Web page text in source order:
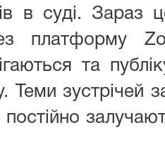
в суді. Зараз
платформу
та
Теми зустрічей